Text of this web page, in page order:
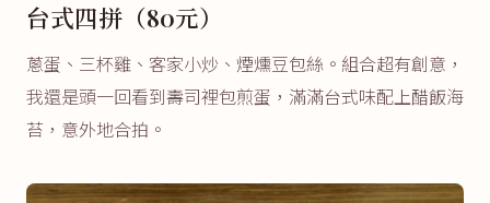
台式四拼（80元）
蔥蛋、三杯雞、客家小炒、煙燻豆包絲。組合超有創意，
我還是頭一回看到壽司裡包煎蛋，滿滿台式味配上醋飯海
苔，意外地合拍。